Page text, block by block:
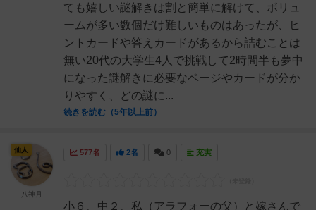
ても嬉しい謎解きは割と簡単に解けて、ボリュ
ームが多い数個だけ難しいものはあったが、ヒ
ントカードや答えカードがあるから詰むことは
無い20代の大学生4人で挑戦して2時間半も夢中
になった謎解きに必要なページやカードが分か
りやすく、どの謎に...
続きを読む（5年以上前）
577名 2名 0 充実
小６、中２、私（アラフォーの父）と嫁さんで
仙人
八神月